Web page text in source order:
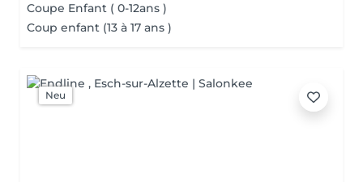
Coupe Enfant ( 0-12ans )
Coup enfant (13 à 17 ans )
Neu